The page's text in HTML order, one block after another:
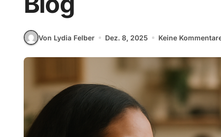
Von Lydia Felber Dez. 8, 2025 Keine